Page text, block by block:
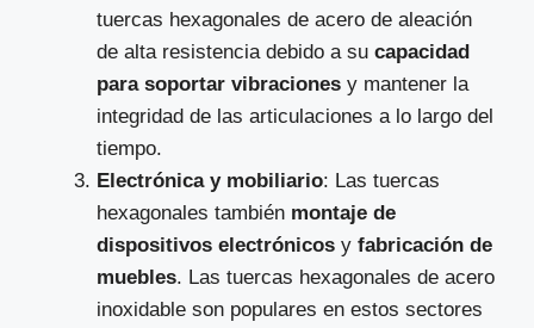
tuercas hexagonales de acero de aleación
de alta resistencia debido a su capacidad
para soportar vibraciones y mantener la
integridad de las articulaciones a lo largo del
tiempo.
Electrónica y mobiliario: Las tuercas
hexagonales también montaje de
dispositivos electrónicos y fabricación de
muebles. Las tuercas hexagonales de acero
inoxidable son populares en estos sectores